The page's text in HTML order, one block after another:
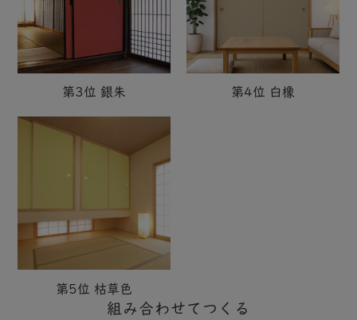
第3位 銀朱 第4位 白橡
第5位 枯草色
組み合わせてつくる